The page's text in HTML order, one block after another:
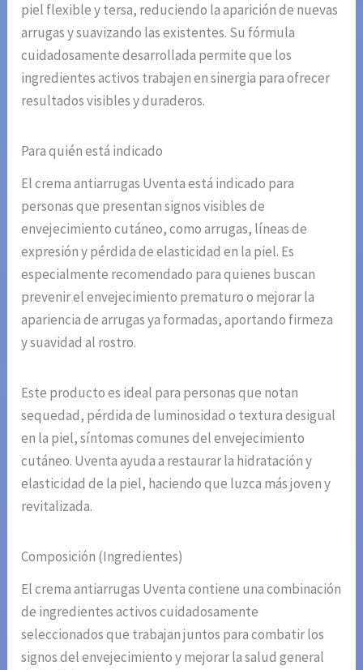
piel flexible y tersa, reduciendo la aparición de nuevas
arrugas y suavizando las existentes. Su fórmula
cuidadosamente desarrollada permite que los
ingredientes activos trabajen en sinergia para ofrecer
resultados visibles y duraderos.
Para quién está indicado
El crema antiarrugas Uventa está indicado para
personas que presentan signos visibles de
envejecimiento cutáneo, como arrugas, líneas de
expresión y pérdida de elasticidad en la piel. Es
especialmente recomendado para quienes buscan
prevenir el envejecimiento prematuro o mejorar la
apariencia de arrugas ya formadas, aportando firmeza
y suavidad al rostro.
Este producto es ideal para personas que notan
sequedad, pérdida de luminosidad o textura desigual
en la piel, síntomas comunes del envejecimiento
cutáneo. Uventa ayuda a restaurar la hidratación y
elasticidad de la piel, haciendo que luzca más joven y
revitalizada.
Composición (Ingredientes)
El crema antiarrugas Uventa contiene una combinación
de ingredientes activos cuidadosamente
seleccionados que trabajan juntos para combatir los
signos del envejecimiento y mejorar la salud general